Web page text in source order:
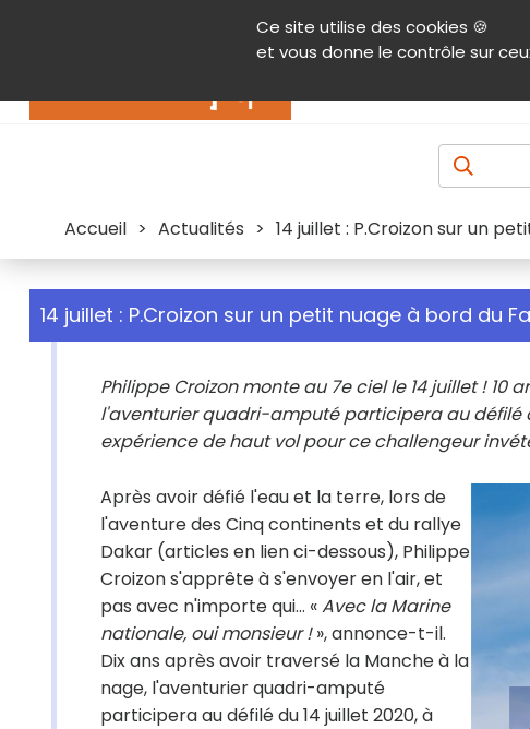
Ce site utilise des cookies 🍪
et vous donne le contrôle sur
Contenu Aide et accessibilité Menu principal
Accueil > Actualités > 14 juillet : P.Croizon sur un
14 juillet : P.Croizon sur un petit nuage à bord du
Philippe Croizon monte au 7e ciel le 14 juillet !
l'aventurier quadri-amputé participera au défilé
expérience de haut vol pour ce challengeur
Après avoir défié l'eau et la terre, lors de
l'aventure des Cinq continents et du rallye
Dakar (articles en lien ci-dessous), Philippe
Croizon s'apprête à s'envoyer en l'air, et
pas avec n'importe qui... «Avec la Marine
nationale, oui monsieur !», annonce-t-il.
Dix ans après avoir traversé la Manche à la
nage, l'aventurier quadri-amputé
participera au défilé du 14 juillet 2020, à